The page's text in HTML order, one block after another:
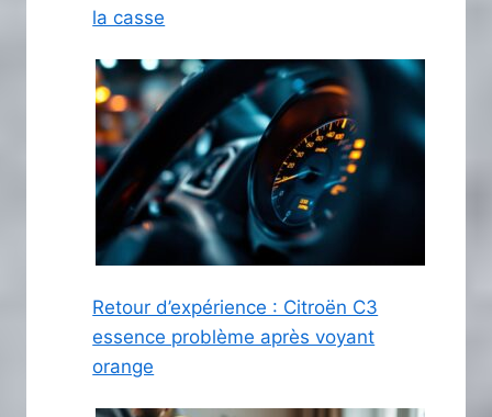
la casse
Retour d’expérience : Citroën C3
essence problème après voyant
orange